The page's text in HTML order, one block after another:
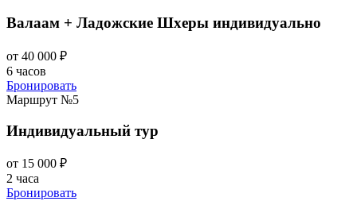
Валаам + Ладожские Шхеры индивидуально
от 40 000 ₽
6 часов
Бронировать
Маршрут №5
Индивидуальный тур
от 15 000 ₽
2 часа
Бронировать